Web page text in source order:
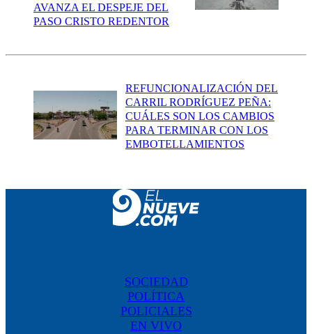
AVANZA EL DESPEJE DEL
PASO CRISTO REDENTOR
REFUNCIONALIZACIÓN DEL
CARRIL RODRÍGUEZ PEÑA:
CUÁLES SON LOS CAMBIOS
PARA TERMINAR CON LOS
EMBOTELLAMIENTOS
SOCIEDAD
POLÍTICA
POLICIALES
EN VIVO